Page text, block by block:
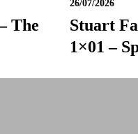
The
26/07/2026
Stuart
1×01 –